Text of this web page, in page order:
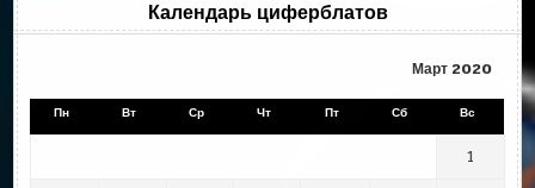
Календарь циферблатов
Март 2020
Пн Вт Ср Чт Пт Сб Вс
1